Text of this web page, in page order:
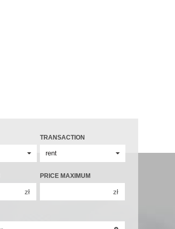
TRANSACTION
zł
PRICE MAXIMUM
zł
200 000 zł